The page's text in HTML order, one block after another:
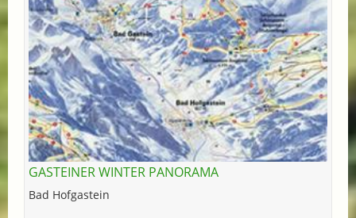
GASTEINER WINTER PANORAMA
Bad Hofgastein